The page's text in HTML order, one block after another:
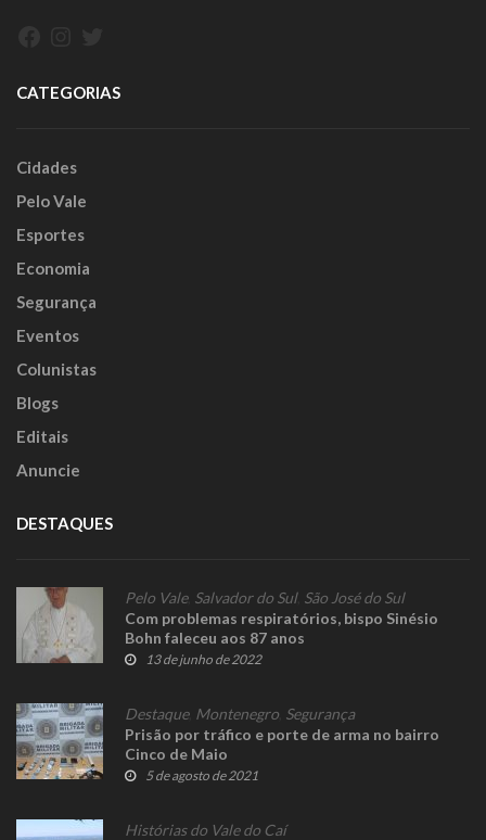
CATEGORIAS
Cidades
Pelo Vale
Esportes
Economia
Segurança
Eventos
Colunistas
Blogs
Editais
Anuncie
DESTAQUES
Pelo Vale, Salvador do Sul, São José do Sul
Com problemas respiratórios, bispo Sinésio
Bohn faleceu aos 87 anos
13 de junho de 2022
Destaque, Montenegro Segurança
Prisão por tráfico e porte de arma no bairro
Cinco de Maio
5 de agosto de 2021
Histórias do Vale do Caí